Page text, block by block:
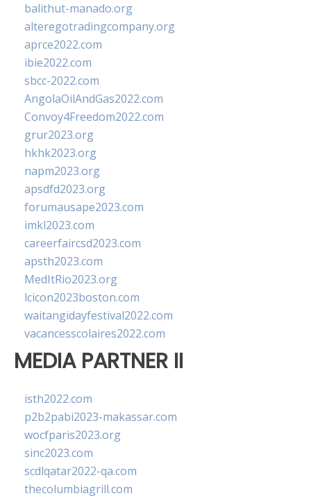
balithut-manado.org
alteregotradingcompany.org
aprce2022.com
ibie2022.com
sbcc-2022.com
AngolaOilAndGas2022.com
Convoy4Freedom2022.com
grur2023.org
hkhk2023.org
napm2023.org
apsdfd2023.org
forumausape2023.com
imkl2023.com
careerfaircsd2023.com
apsth2023.com
MedItRio2023.org
lcicon2023boston.com
waitangidayfestival2022.com
vacancesscolaires2022.com
MEDIA PARTNER II
isth2022.com
p2b2pabi2023-makassar.com
wocfparis2023.org
sinc2023.com
scdlqatar2022-qa.com
thecolumbiagrill.com